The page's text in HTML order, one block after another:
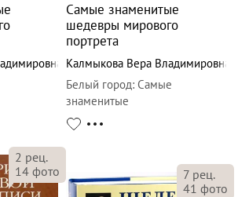
Самые знаменитые
шедевры мирового
портрета
Калмыкова Вера Владимировна
Белый город: Самые
знаменитые
2 рец.
14 фото 7 рец.
41 фото